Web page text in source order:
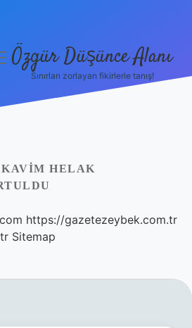
Özgür Düşünce Alanı
Sınırları zorlayan fikirlerle tanış!
HELAK
https://gazetezeybek.com.tr
Sitemap